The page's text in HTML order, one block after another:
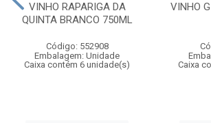
VINHO RAPARIGA DA
QUINTA BRANCO 750ML
Código: 552908
Embalagem: Unidade
Caixa contém 6 unidade(s)
VINHO
Caixa